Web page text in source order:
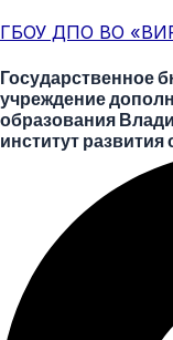
к
содержимому
ГБОУ ДПО ВО
Государственное
учреждение
образования
институт
navigation